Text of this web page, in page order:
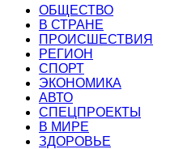
ОБЩЕСТВО
В СТРАНЕ
ПРОИСШЕСТВИЯ
РЕГИОН
CПОРТ
ЭКОНОМИКА
АВТО
СПЕЦПРОЕКТЫ
В МИРЕ
ЗДОРОВЬЕ